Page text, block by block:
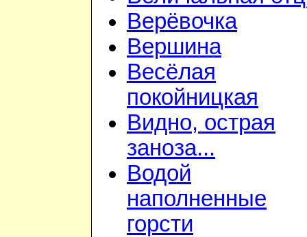
Верёвочка
Вершина
Весёлая
покойницкая
Видно, острая
заноза...
Водой
наполненные
горсти